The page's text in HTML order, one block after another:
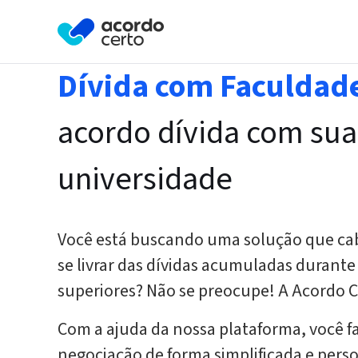
A Acordo Certo em conjunto
um aplicativo para você
Veja todas as suas dívidas
de graça.
Aumente seu Score de maneira
Encontre as melhores ofertas
baixar nosso aplicativo.
Dívida com
acordo dívida com sua
universidade
Você está buscando uma solução que
se livrar das dívidas acumuladas
superiores? Não se preocupe! A Acordo
Com a ajuda da nossa plataforma, você